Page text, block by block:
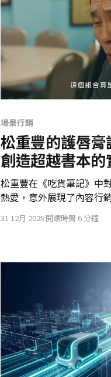
場景行銷
松重豐的護唇
創造超越書本
松重豐在《吃貨筆記》中
熱愛，意外展現了內容行
化身偵探尋找「Ki 媽手工
內容行銷能超越載體，將
31 12月 2025閱讀時間 6 分鐘